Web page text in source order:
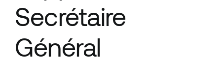
Secrétaire
Général